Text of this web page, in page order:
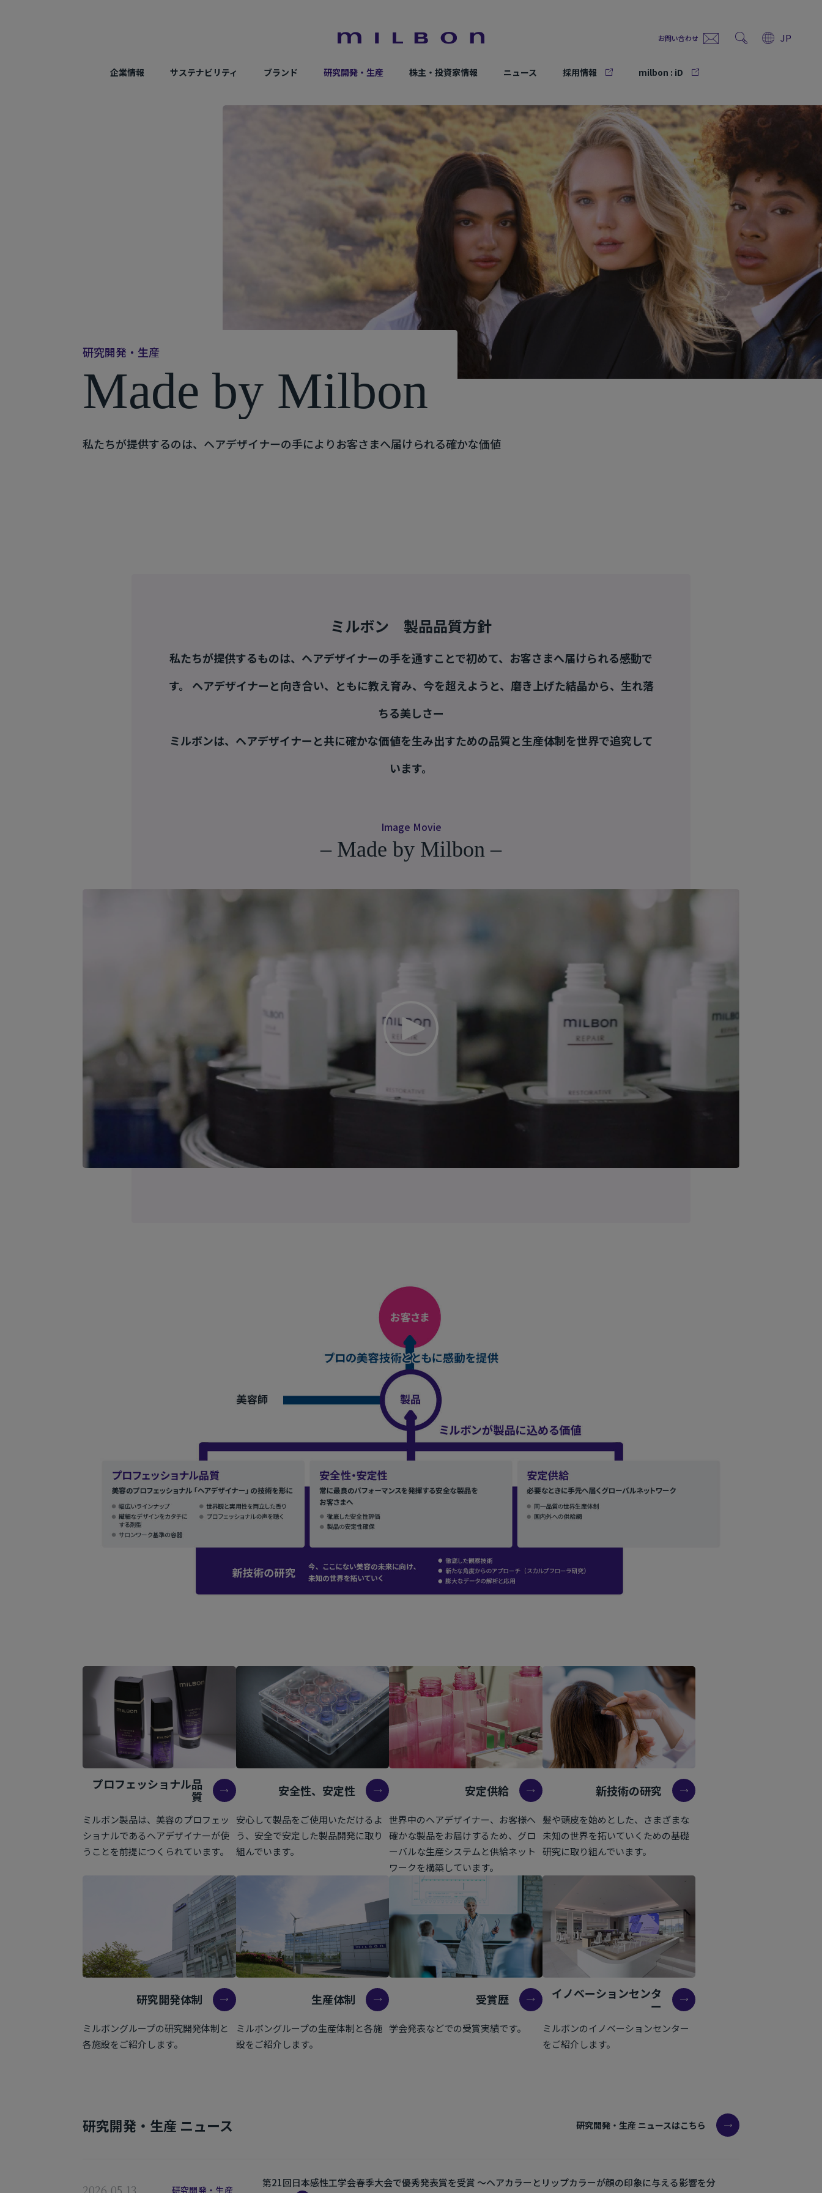
お問い合わせ JP
milbon : iD
企業情報 サステナビリティ ブランド 研究開発・生産 株主・投資家情報 ニュース 採用情報
研究開発 ・ 生産
Made by Milbon
私たちが提供するのは、ヘアデザイナーの手によりお客さまへ届けられる確かな価値
ミルボン 製品品質方針
私たちが提供するものは、ヘアデザイナーの手を通すことで初めて、お客さまへ届けられる感動で
す。 ヘアデザイナーと向き合い、ともに教え育み、今を超えようと、磨き上げた結晶から、生れ落
ちる美しさー
ミルボンは、ヘアデザイナーと共に確かな価値を生み出すための品質と生産体制を世界で追究して
います。
Image Movie
– Made by Milbon –
プロフェッショナル品
質
ミルボン製品は、美容のプロフェッ
ショナルであるヘアデザイナーが使
うことを前提につくられています。
安全性、安定性
安心して製品をご使用いただけるよ
う、安全で安定した製品開発に取り
組んでいます。
安定供給
世界中のヘアデザイナー、お客様へ
確かな製品をお届けするため、グロ
ーバルな生産システムと供給ネット
ワークを構築しています。
新技術の研究
髪や頭皮を始めとした、さまざまな
未知の世界を拓いていくための基礎
研究に取り組んでいます。
研究開発体制
ミルボングループの研究開発体制と
各施設をご紹介します。
生産体制
ミルボングループの生産体制と各施
設をご紹介します。
受賞歴
学会発表などでの受賞実績です。
イノベーションセンタ
ー
ミルボンのイノベーションセンター
をご紹介します。
研究開発・生産 ニュース 研究開発・生産 ニュースはこちら
研究開発・生産
第21回日本感性工学会春季大会で優秀発表賞を受賞 ～ヘアカラーとリップカラーが顔の印象に与える影響を分